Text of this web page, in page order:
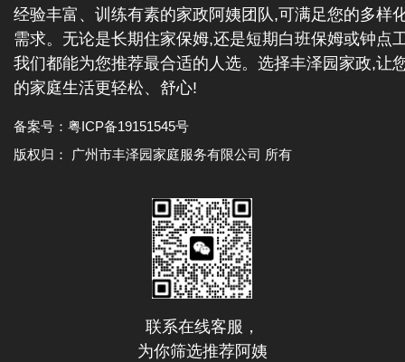
经验丰富、训练有素的家政阿姨团队,可满足您的多样
需求。无论是长期住家保姆,还是短期白班保姆或钟点
我们都能为您推荐最合适的人选。选择丰泽园家政,让
的家庭生活更轻松、舒心!
备案号： 粤ICP备19151545号
版权归： 广州市丰泽园家庭服务有限公司 所有
联系在线客服，
为你筛选推荐阿姨